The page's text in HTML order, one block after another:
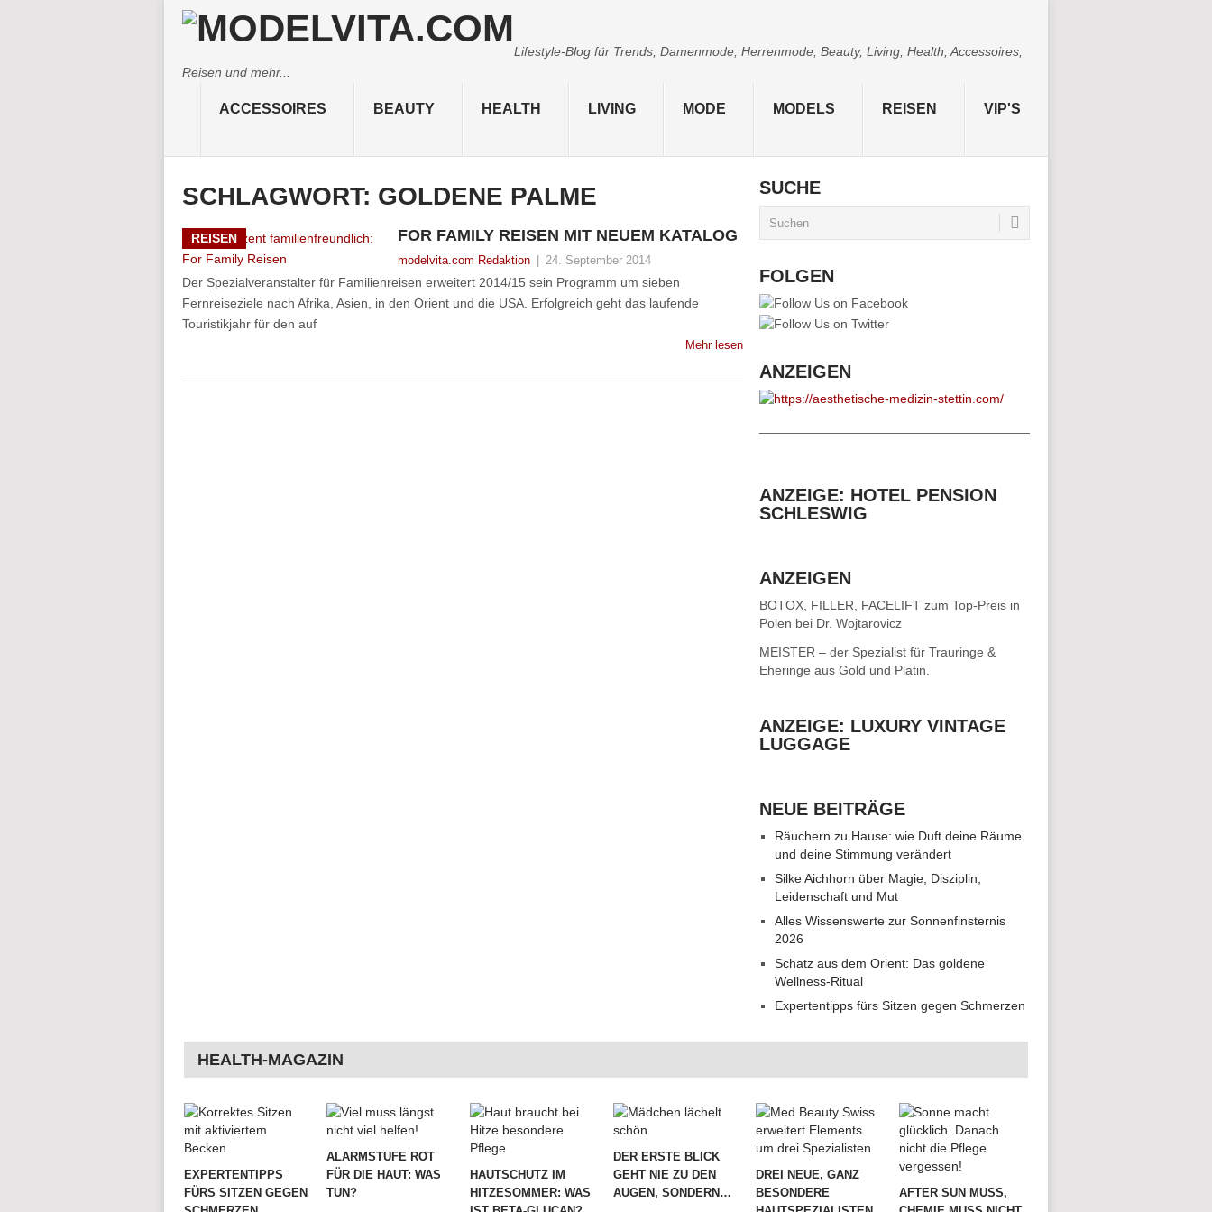
Lifestyle-Blog für Trends, Damenmode, Herrenmode, Beauty, Living, Health, Accessoires,
Reisen und mehr...
ACCESSOIRES BEAUTY HEALTH LIVING MODE MODELS REISEN VIP'S
SCHLAGWORT: GOLDENE PALME
REISEN FOR FAMILY REISEN MIT NEUEM KATALOG
modelvita.com Redaktion 24. September 2014
Der Spezialveranstalter für Familienreisen erweitert 2014/15 sein Programm um sieben
Fernreiseziele nach Afrika, Asien, in den Orient und die USA. Erfolgreich geht das laufende
Touristikjahr für den auf
Mehr lesen
SUCHE
FOLGEN
ANZEIGEN
ANZEIGE: HOTEL PENSION
SCHLESWIG
ANZEIGEN
BOTOX, FILLER, FACELIFT zum Top-Preis in
Polen bei Dr. Wojtarovicz
MEISTER – der Spezialist für Trauringe &
Eheringe aus Gold und Platin.
ANZEIGE: LUXURY VINTAGE
LUGGAGE
NEUE BEITRÄGE
Räuchern zu Hause: wie Duft deine Räume
und deine Stimmung verändert
Silke Aichhorn über Magie, Disziplin,
Leidenschaft und Mut
Alles Wissenswerte zur Sonnenfinsternis
2026
Schatz aus dem Orient: Das goldene
Wellness-Ritual
Expertentipps fürs Sitzen gegen Schmerzen
HEALTH-MAGAZIN
EXPERTENTIPPS
FÜRS SITZEN GEGEN
ALARMSTUFE ROT
FÜR DIE HAUT: WAS
TUN?
HAUTSCHUTZ IM
HITZESOMMER: WAS
DER ERSTE BLICK
GEHT NIE ZU DEN
AUGEN, SONDERN…
DREI NEUE, GANZ
BESONDERE
AFTER SUN MUSS,